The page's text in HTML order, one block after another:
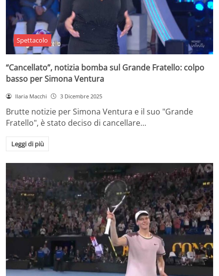
Spettacolo
“Cancellato”, notizia bomba sul Grande Fratello: colpo
basso per Simona Ventura
Ilaria Macchi 3 Dicembre 2025
Brutte notizie per Simona Ventura e il suo "Grande
Fratello", è stato deciso di cancellare…
Leggi di più